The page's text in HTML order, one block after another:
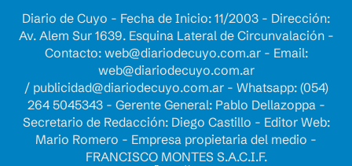
Diario de Cuyo - Fecha de Inicio: 11/2003 - Dirección:
Av. Alem Sur 1639. Esquina Lateral de Circunvalación -
Contacto: web@diariodecuyo.com.ar- Email:
web@diariodecuyo.com.ar
/ publicidad@diariodecuyo.com.ar- Whatsapp: (054)
264 5045343 - Gerente General: Pablo Dellazoppa -
Secretario de Redacción: Diego Castillo - Editor Web:
Mario Romero - Empresa propietaria del medio -
FRANCISCO MONTES S.A.C.I.F.